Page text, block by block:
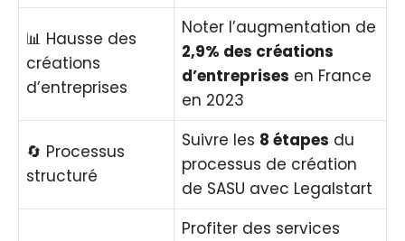
📊 Hausse des
créations
d’entreprises
Noter l’augmentation de
2,9% des créations
d’entreprises en France
en 2023
🔄 Processus
structuré
Suivre les 8 étapes du
processus de création
de SASU avec Legalstart
Profiter des services